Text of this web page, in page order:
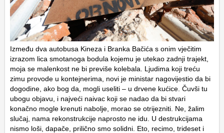
Između dva autobusa Kineza i Branka Bačića s onim vječitim
izrazom lica smotanoga bodula kojemu je utekao zadnji trajekt,
moja se malenkost ne bi previše kolebala. Ljudima koji treću
zimu provode u kontejnerima, novi je ministar nagovijestio da bi
dogodine, ako bog da, mogli useliti – u drvene kućice. Čuvši tu
ubogu objavu, i najveći naivac koji se nadao da bi stvari
konačno mogle krenuti nabolje, morao se otrijezniti. Ne, žalim
slučaj, nama rekonstrukcije naprosto ne idu. U destrukcijama
nismo loši, dapače, prilično smo solidni. Eto, recimo, trideset i